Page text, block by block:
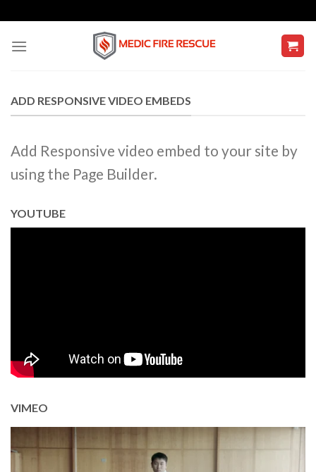
to
content
ADD RESPONSIVE VIDEO EMBEDS
Add Responsive video embed to your site by
using the Page Builder.
YOUTUBE
VIMEO